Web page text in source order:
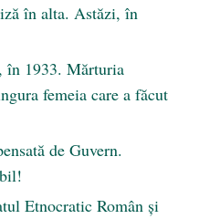
în alta. Astăzi, în
în 1933. Mărturia
femeia care a făcut
de Guvern.
Etnocratic Român şi